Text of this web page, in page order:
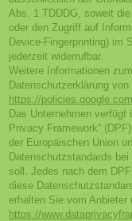
Abs. 1 TDDDG, soweit
oder den Zugriff auf
Device-Fingerprinting) im
jederzeit widerrufbar.
Weitere Informationen
Datenschutzerklärung von
https://
Das Unternehmen verfügt
Privacy Framework“
der Europäischen Union
Datenschutzstandards
soll. Jedes nach dem
diese
erhalten Sie vom Anbieter
https://